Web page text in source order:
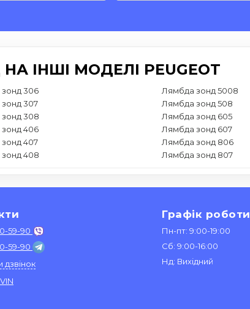
ІНШІ МОДЕЛІ PEUGEOT
306
307
308
406
407
408
Лямбда зонд 5008
Лямбда зонд 508
Лямбда зонд 605
Лямбда зонд 607
Лямбда зонд 806
Лямбда зонд 807
59-90
59-90
дзвінок
Графік роботи
Пн-пт: 9:00-19:00
Сб: 9:00-16:00
Нд: Вихідний